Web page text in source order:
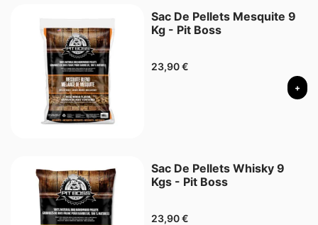
Sac De Pellets Mesquite 9
Kg - Pit Boss
23,90€
+
Sac De Pellets Whisky 9
Kgs - Pit Boss
23,90€